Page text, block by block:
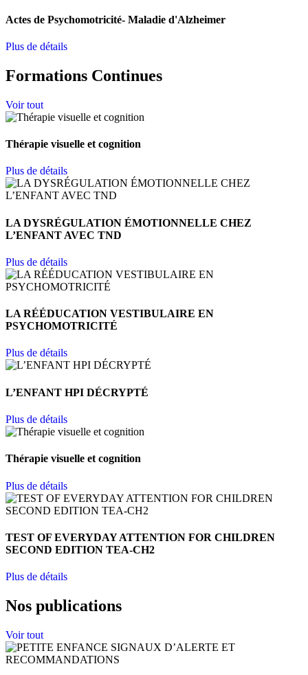
Actes de Psychomotricité- Maladie d'Alzheimer
Plus de détails
Formations Continues
Voir tout
Thérapie visuelle et cognition
Plus de détails
LA DYSRÉGULATION ÉMOTIONNELLE CHEZ
L’ENFANT AVEC TND
Plus de détails
LA RÉÉDUCATION VESTIBULAIRE EN
PSYCHOMOTRICITÉ
Plus de détails
L’ENFANT HPI DÉCRYPTÉ
Plus de détails
Thérapie visuelle et cognition
Plus de détails
TEST OF EVERYDAY ATTENTION FOR CHILDREN
SECOND EDITION TEA-CH2
Plus de détails
Nos publications
Voir tout